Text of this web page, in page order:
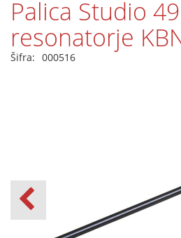
Palica Studio
resonatorje
Šifra: 000516